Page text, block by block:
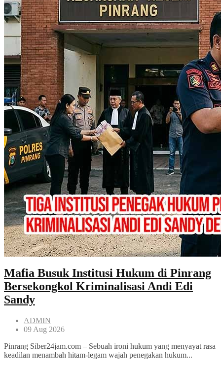
Mafia Busuk Institusi Hukum di Pinrang
Bersekongkol Kriminalisasi Andi Edi
Sandy
ADMIN
09 Aug 2026
Pinrang Siber24jam.com – Sebuah ironi hukum yang menyayat rasa
keadilan menambah hitam-legam wajah penegakan hukum...